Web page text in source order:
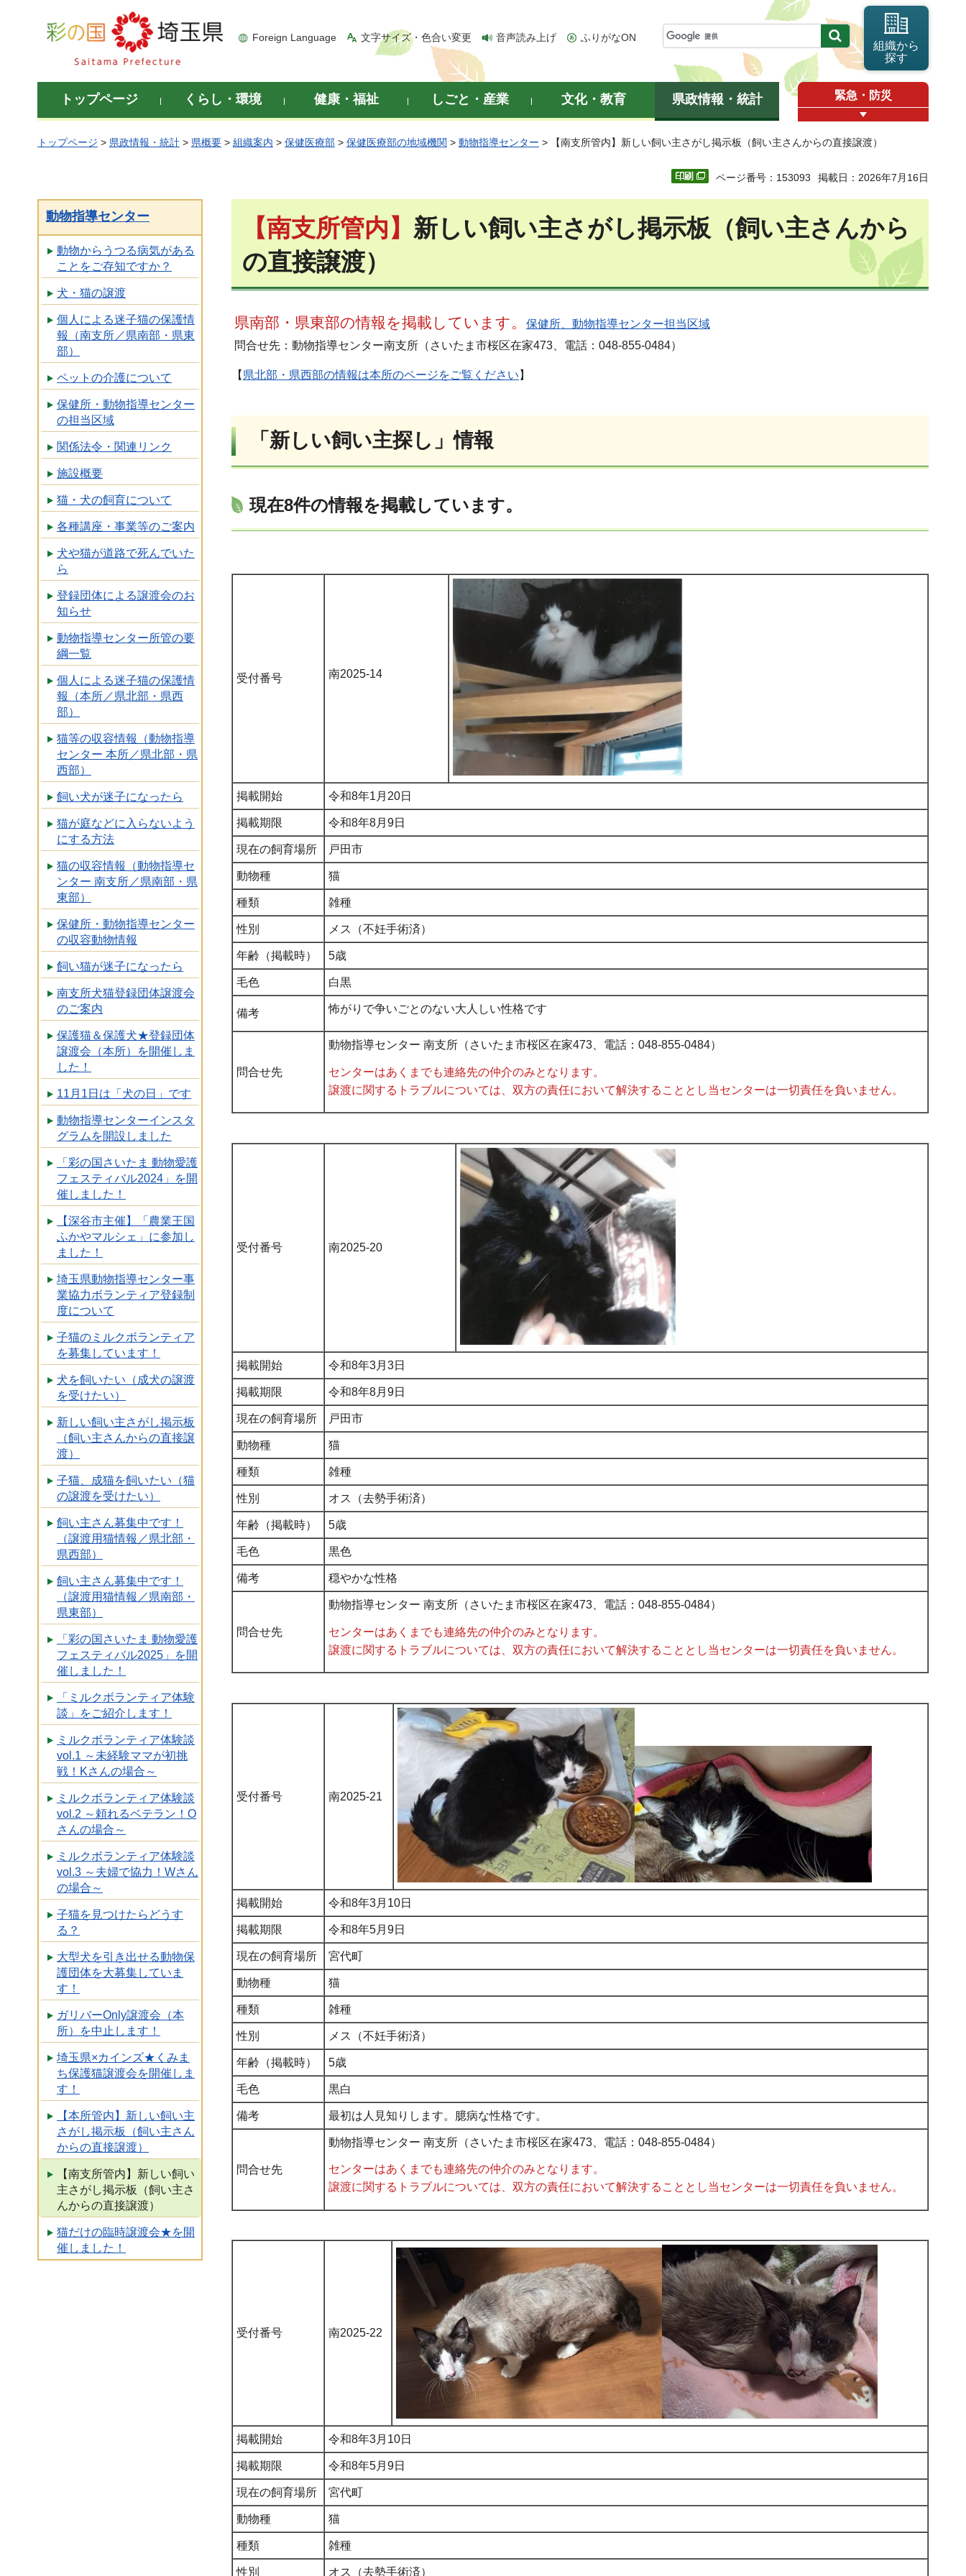
彩の国 埼玉県
Foreign Language 文字サイズ・色合い変更 音声読み上げ ふりがなON
組織から
探す
トップページ くらし・環境 健康・福祉 しごと・産業 文化・教育 県政情報・統計 緊急・防災
トップページ > 県政情報・統計 > 県概要 > 組織案内 > 保健医療部 > 保健医療部の地域機関 > 動物指導センター > 【南支所管内】新しい飼い主さがし掲示板（飼い主さんからの直接譲渡）
ページ番号：153093 掲載日：2026年7月16日
動物指導センター
動物からうつる病気がある
ことをご存知ですか？
犬・猫の譲渡
個人による迷子猫の保護情
報（南支所／県南部・県東
部）
ペットの介護について
保健所・動物指導センター
の担当区域
関係法令・関連リンク
施設概要
猫・犬の飼育について
各種講座・事業等のご案内
犬や猫が道路で死んでいた
ら
登録団体による譲渡会のお
知らせ
動物指導センター所管の要
綱一覧
個人による迷子猫の保護情
報（本所／県北部・県西
部）
猫等の収容情報（動物指導
センター 本所／県北部・県
西部）
飼い犬が迷子になったら
猫が庭などに入らないよう
にする方法
猫の収容情報（動物指導セ
ンター 南支所／県南部・県
東部）
保健所・動物指導センター
の収容動物情報
飼い猫が迷子になったら
南支所犬猫登録団体譲渡会
のご案内
保護猫＆保護犬★登録団体
譲渡会（本所）を開催しま
した！
11月1日は「犬の日」です
動物指導センターインスタ
グラムを開設しました
「彩の国さいたま 動物愛護
フェスティバル2024」を開
催しました！
【深谷市主催】「農業王国
ふかやマルシェ」に参加し
ました！
埼玉県動物指導センター事
業協力ボランティア登録制
度について
子猫のミルクボランティア
を募集しています！
犬を飼いたい（成犬の譲渡
を受けたい）
新しい飼い主さがし掲示板
（飼い主さんからの直接譲
渡）
子猫、成猫を飼いたい（猫
の譲渡を受けたい）
飼い主さん募集中です！
（譲渡用猫情報／県北部・
県西部）
飼い主さん募集中です！
（譲渡用猫情報／県南部・
県東部）
「彩の国さいたま 動物愛護
フェスティバル2025」を開
催しました！
「ミルクボランティア体験
談」をご紹介します！
ミルクボランティア体験談
vol.1 ～未経験ママが初挑
戦！Kさんの場合～
ミルクボランティア体験談
vol.2 ～頼れるベテラン！O
さんの場合～
ミルクボランティア体験談
vol.3 ～夫婦で協力！Wさん
の場合～
子猫を見つけたらどうす
る？
大型犬を引き出せる動物保
護団体を大募集していま
す！
ガリバーOnly譲渡会（本
所）を中止します！
埼玉県×カインズ★くみま
ち保護猫譲渡会を開催しま
す！
【本所管内】新しい飼い主
さがし掲示板（飼い主さん
からの直接譲渡）
【南支所管内】新しい飼い
主さがし掲示板（飼い主さ
んからの直接譲渡）
猫だけの臨時譲渡会★を開
催しました！
【南支所管内】 新しい飼い主さがし掲示板（飼い主さんから
の直接譲渡）
県南部・県東部の情報を掲載しています。
保健所、動物指導センター担当区域
問合せ先：動物指導センター南支所（さいたま市桜区在家473、電話：048-855-0484）
【 県北部・県西部の情報は本所のページをご覧ください 】
「新しい飼い主探し」情報
現在8件の情報を掲載しています。
受付番号 南2025-14
掲載開始 令和8年1月20日
掲載期限 令和8年8月9日
現在の飼育場所 戸田市
動物種 猫
種類 雑種
性別 メス（不妊手術済）
年齢（掲載時） 5歳
毛色 白黒
備考 怖がりで争いごとのない大人しい性格です
問合せ先
動物指導センター 南支所（さいたま市桜区在家473、電話：048-855-0484）
センターはあくまでも連絡先の仲介のみとなります。
譲渡に関するトラブルについては、双方の責任において解決することとし当センターは一切責任を負いません。
受付番号 南2025-20
掲載開始 令和8年3月3日
掲載期限 令和8年8月9日
現在の飼育場所 戸田市
動物種 猫
種類 雑種
性別 オス（去勢手術済）
年齢（掲載時） 5歳
毛色 黒色
備考 穏やかな性格
問合せ先
動物指導センター 南支所（さいたま市桜区在家473、電話：048-855-0484）
センターはあくまでも連絡先の仲介のみとなります。
譲渡に関するトラブルについては、双方の責任において解決することとし当センターは一切責任を負いません。
受付番号 南2025-21
掲載開始 令和8年3月10日
掲載期限 令和8年5月9日
現在の飼育場所 宮代町
動物種 猫
種類 雑種
性別 メス（不妊手術済）
年齢（掲載時） 5歳
毛色 黒白
備考 最初は人見知りします。臆病な性格です。
問合せ先
動物指導センター 南支所（さいたま市桜区在家473、電話：048-855-0484）
センターはあくまでも連絡先の仲介のみとなります。
譲渡に関するトラブルについては、双方の責任において解決することとし当センターは一切責任を負いません。
受付番号 南2025-22
掲載開始 令和8年3月10日
掲載期限 令和8年5月9日
現在の飼育場所 宮代町
動物種 猫
種類 雑種
性別 オス（去勢手術済）